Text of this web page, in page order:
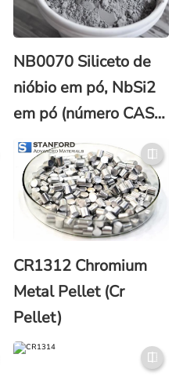
NB0070 Siliceto de
nióbio em pó, NbSi2
em pó (número CAS
12034-80-9)
CR1312 Chromium
Metal Pellet (Cr
Pellet)